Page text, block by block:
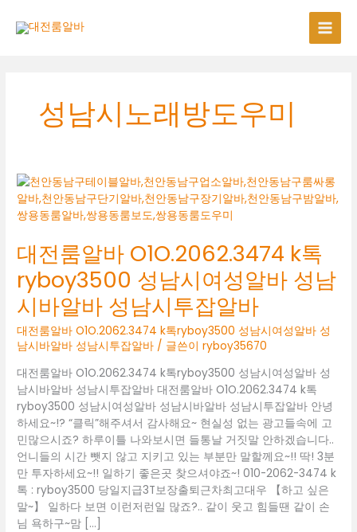
성남시노래방도우미
대전룸알바 O1O.2062.3474 k톡
ryboy3500 성남시여성알바 성남
시바알바 성남시투잡알바
대전룸알바 O1O.2062.3474 k톡ryboy3500 성남시여성알바 성
남시바알바 성남시투잡알바 / 글쓴이ryboy35670
대전룸알바 O1O.2062.3474 k톡ryboy3500 성남시여성알바 성
남시바알바 성남시투잡알바 대전룸알바 O1O.2062.3474 k톡
ryboy3500 성남시여성알바 성남시바알바 성남시투잡알바 안녕
하세요~!? “클릭”해주셔서 감사해요~ 현실성 없는 광고들속에 고
민많으시죠? 하루이틀 나와보시면 들통날 거짓말 안하겠습니다..
언니들의 시간 뺏지 않고 지키고 있는 부분만 말할께요~!! 딱! 3분
만 투자하세요~!! 일하기 좋은곳 찾으셔야죠~! 010-2062-3474 k
톡 : ryboy3500 당일지급3T보장출퇴근차최고대우 【하고 싶은
말~】 일하다 보면 이런저런일 많죠?.. 같이 웃고 힘들땐 같이 손
님 욕하구~맘 […]